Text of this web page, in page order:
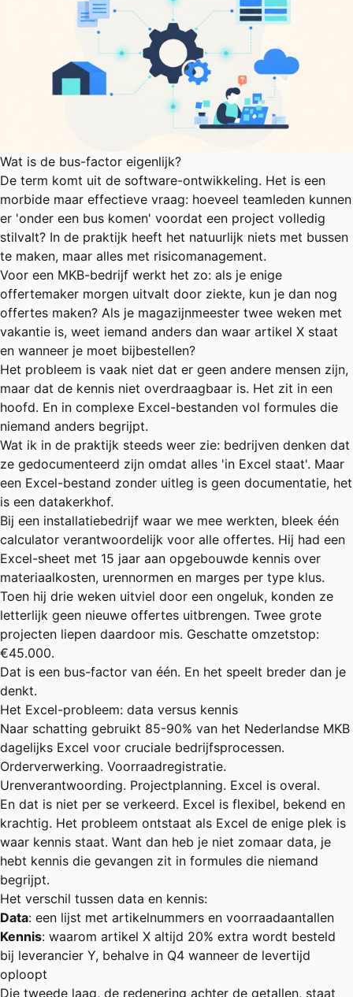
Wat is de bus-factor eigenlijk?
De term komt uit de software-ontwikkeling. Het is een
morbide maar effectieve vraag: hoeveel teamleden kunnen
er 'onder een bus komen' voordat een project volledig
stilvalt? In de praktijk heeft het natuurlijk niets met bussen
te maken, maar alles met risicomanagement.
Voor een MKB-bedrijf werkt het zo: als je enige
offertemaker morgen uitvalt door ziekte, kun je dan nog
offertes maken? Als je magazijnmeester twee weken met
vakantie is, weet iemand anders dan waar artikel X staat
en wanneer je moet bijbestellen?
Het probleem is vaak niet dat er geen andere mensen zijn,
maar dat de kennis niet overdraagbaar is. Het zit in een
hoofd. En in complexe Excel-bestanden vol formules die
niemand anders begrijpt.
Wat ik in de praktijk steeds weer zie: bedrijven denken dat
ze gedocumenteerd zijn omdat alles 'in Excel staat'. Maar
een Excel-bestand zonder uitleg is geen documentatie, het
is een datakerkhof.
Bij een installatiebedrijf waar we mee werkten, bleek één
calculator verantwoordelijk voor alle offertes. Hij had een
Excel-sheet met 15 jaar aan opgebouwde kennis over
materiaalkosten, urennormen en marges per type klus.
Toen hij drie weken uitviel door een ongeluk, konden ze
letterlijk geen nieuwe offertes uitbrengen. Twee grote
projecten liepen daardoor mis. Geschatte omzetstop:
€45.000.
Dat is een bus-factor van één. En het speelt breder dan je
denkt.
Het Excel-probleem: data versus kennis
Naar schatting gebruikt 85-90% van het Nederlandse MKB
dagelijks Excel voor cruciale bedrijfsprocessen.
Orderverwerking. Voorraadregistratie.
Urenverantwoording. Projectplanning. Excel is overal.
En dat is niet per se verkeerd. Excel is flexibel, bekend en
krachtig. Het probleem ontstaat als Excel de enige plek is
waar kennis staat. Want dan heb je niet zomaar data, je
hebt kennis die gevangen zit in formules die niemand
begrijpt.
Het verschil tussen data en kennis:
Data: een lijst met artikelnummers en voorraadaantallen
Kennis: waarom artikel X altijd 20% extra wordt besteld
bij leverancier Y, behalve in Q4 wanneer de levertijd
oploopt
Die tweede laag, de redenering achter de getallen, staat